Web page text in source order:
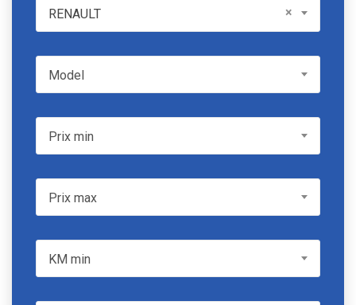
RENAULT ×
RENAULT
ModelModel
Prix minPrix min
Prix maxPrix max
KM min